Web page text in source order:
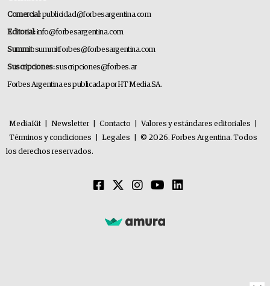
Comercial:publicidad@forbesargentina.com
Editorial:info@forbesargentina.com
Summit:summitforbes@forbesargentina.com
Suscripciones:suscripciones@forbes.ar
Forbes Argentina es publicada por HT Media SA.
MediaKit Newsletter Contacto Valores y estándares editoriales
Términos y condiciones
Legales
© 2026. Forbes Argentina. Todos
los derechos reservados.